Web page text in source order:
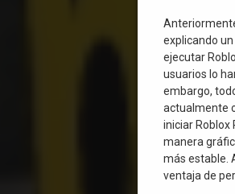
explicando
ejecutar
usuarios lo
embargo,
actualmente
iniciar Roblox
manera
más estable.
ventaja de